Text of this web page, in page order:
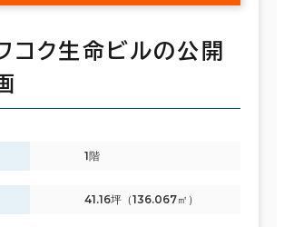
コク生命ビルの公開
1階
41.16坪（136.067㎡）